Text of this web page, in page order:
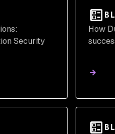
Security
How